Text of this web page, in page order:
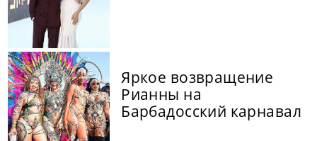
Яркое возвращение
Рианны на
Барбадосский карнавал